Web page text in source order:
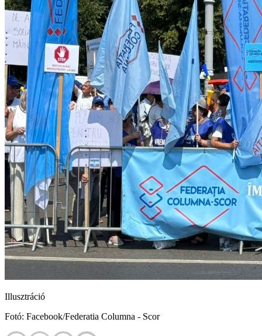
Illusztráció
Fotó: Facebook/Federatia Columna - Scor